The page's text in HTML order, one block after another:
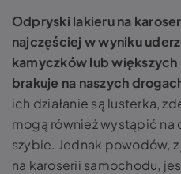
Odpryski lakieru na
najczęściej w wyniku
kamyczków lub większych
brakuje na naszych
ich działanie są lusterka,
mogą również wystąpić na
szybie. Jednak powodów,
na karoserii samochodu,